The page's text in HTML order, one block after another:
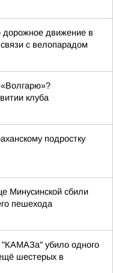
дорожное движение в
с велопарадом
клуба
подростку
Минусинской сбили
пешехода
убило одного
шестерых в